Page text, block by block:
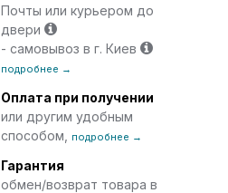
Почты или курьером до
двери
- самовывоз в г. Киев
подробнее →
Оплата при получении
или другим удобным
способом,
подробнее →
Гарантия
обмен/возврат товара в